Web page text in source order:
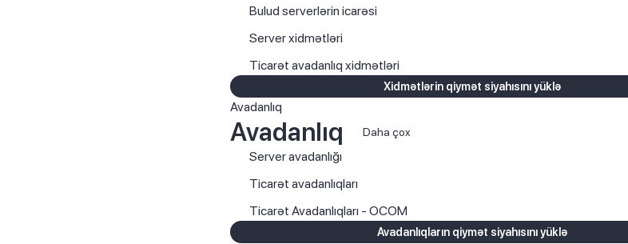
Bulud serverlərin icarəsi
Server xidmətləri
Ticarət avadanlıq xidmətləri
Xidmətlərin qiymət siyahısını yüklə
Avadanlıq
Avadanlıq Daha çox
Server avadanlığı
Ticarət avadanlıqları
Ticarət Avadanlıqları - OCOM
Avadanlıqların qiymət siyahısını yüklə